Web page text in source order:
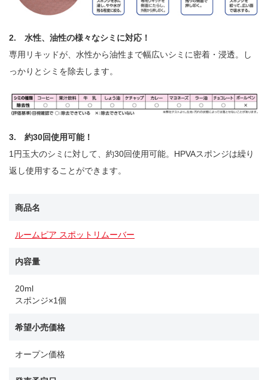
2. 水性、油性の様々なシミに対応！
専用リキッドが、水性から油性まで幅広いシミに密着・浸透。し
っかりとシミを除去します。
3. 約30回使用可能！
1円玉大のシミに対して、約30回使用可能。HPVAスポンジは繰り
返し使用することができます。
商品名
ルームピア スポットリムーバー
内容量
20ml
スポンジ×1個
希望小売価格
オープン価格